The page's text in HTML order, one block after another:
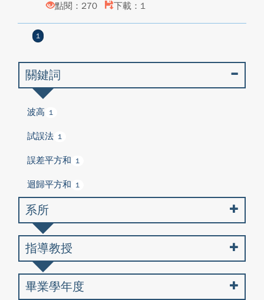
點閱：270
下載：1
1
關鍵詞
波高 1
試誤法 1
誤差平方和 1
迴歸平方和 1
系所
指導教授
畢業學年度